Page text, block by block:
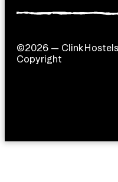
©2026 — ClinkHostels
Copyright